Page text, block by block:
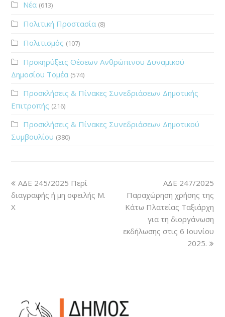
Νέα (613)
Πολιτική Προστασία (8)
Πολιτισμός (107)
Προκηρύξεις Θέσεων Ανθρώπινου Δυναμικού
Δημοσίου Τομέα (574)
Προσκλήσεις & Πίνακες Συνεδριάσεων Δημοτικής
Επιτροπής (216)
Προσκλήσεις & Πίνακες Συνεδριάσεων Δημοτικού
Συμβουλίου (380)
ΑΔΕ 245/2025 Περί
διαγραφής ή μη οφειλής Μ.
X
ΑΔΕ 247/2025
Παραχώρηση χρήσης της
Κάτω Πλατείας Ταξιάρχη
για τη διοργάνωση
εκδήλωσης στις 6 Ιουνίου
2025.